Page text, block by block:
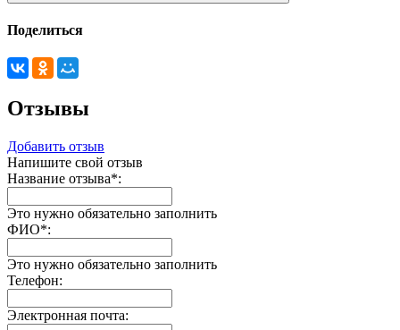
Поделиться
Отзывы
Добавить отзыв
Напишите свой отзыв
Название отзыва*:
Это нужно обязательно заполнить
ФИО*:
Это нужно обязательно заполнить
Телефон:
Электронная почта: